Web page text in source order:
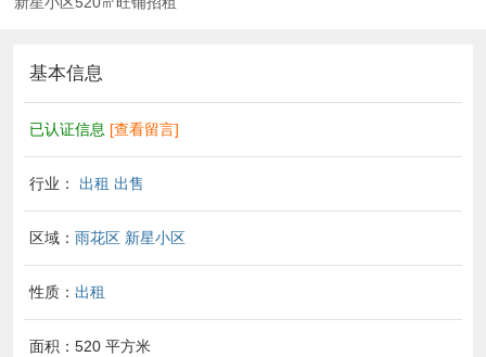
基本信息
已认证信息 [查看留言]
行业： 出租 出售
区域： 雨花区 新星小区
性质： 出租
面积：520 平方米